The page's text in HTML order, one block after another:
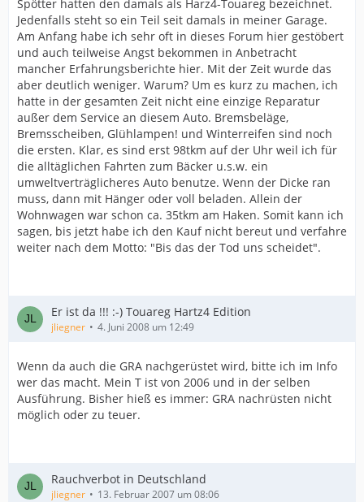
Spötter hatten den damals als Harz4-Touareg bezeichnet.
Jedenfalls steht so ein Teil seit damals in meiner Garage.
Am Anfang habe ich sehr oft in dieses Forum hier gestöbert
und auch teilweise Angst bekommen in Anbetracht
mancher Erfahrungsberichte hier. Mit der Zeit wurde das
aber deutlich weniger. Warum? Um es kurz zu machen, ich
hatte in der gesamten Zeit nicht eine einzige Reparatur
außer dem Service an diesem Auto. Bremsbeläge,
Bremsscheiben, Glühlampen! und Winterreifen sind noch
die ersten. Klar, es sind erst 98tkm auf der Uhr weil ich für
die alltäglichen Fahrten zum Bäcker u.s.w. ein
umweltverträglicheres Auto benutze. Wenn der Dicke ran
muss, dann mit Hänger oder voll beladen. Allein der
Wohnwagen war schon ca. 35tkm am Haken. Somit kann ich
sagen, bis jetzt habe ich den Kauf nicht bereut und verfahre
weiter nach dem Motto: "Bis das der Tod uns scheidet".
Er ist da !!! :-) Touareg Hartz4 Edition
jliegner 4. Juni 2008 um 12:49
Wenn da auch die GRA nachgerüstet wird, bitte ich im Info
wer das macht. Mein T ist von 2006 und in der selben
Ausführung. Bisher hieß es immer: GRA nachrüsten nicht
möglich oder zu teuer.
Rauchverbot in Deutschland
jliegner 13. Februar 2007 um 08:06